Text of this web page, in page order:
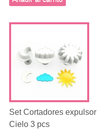
Set Cortadores expulsor
Cielo 3 pcs